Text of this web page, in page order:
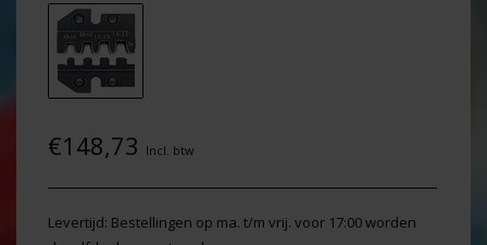
€148,73 Incl. btw
Levertijd: Bestellingen op ma. t/m vrij. voor 17:00 worden